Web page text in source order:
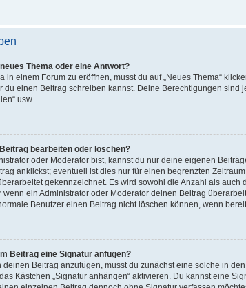
Thema oder eine Antwort?
in einem Forum zu eröffnen, musst du auf „Neues Thema“
du einen Beitrag schreiben kannst. Deine Berechtigungen sind
usw.
bearbeiten oder löschen?
oder Moderator bist, kannst du nur deine eigenen
anklickst; eventuell ist dies nur für einen begrenzten
gekennzeichnet. Es wird sowohl die Anzahl als
wenn ein Administrator oder Moderator deinen Beitrag
Benutzer einen Beitrag nicht löschen können, wenn
Beitrag eine Signatur anfügen?
deinen Beitrag anzufügen, musst du zunächst eine solche in
Kästchen „Signatur anhängen“ aktivieren. Du kannst eine